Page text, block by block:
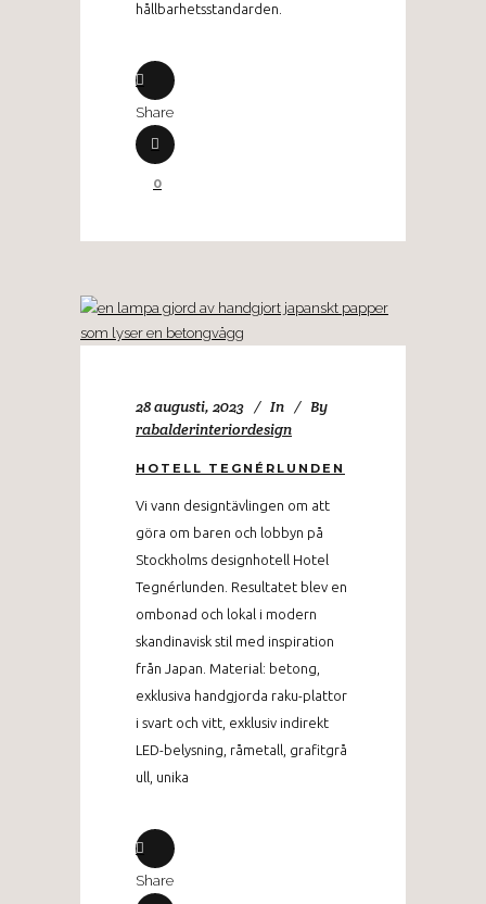
hållbarhetsstandarden.
Share
0
28 augusti, 2023 In
By
rabalderinteriordesign
HOTELL TEGNÉRLUNDEN
Vi vann designtävlingen om att
göra om baren och lobbyn på
Stockholms designhotell Hotel
Tegnérlunden. Resultatet blev en
ombonad och lokal i modern
skandinavisk stil med inspiration
från Japan. Material: betong,
exklusiva handgjorda raku-plattor
i svart och vitt, exklusiv indirekt
LED-belysning, råmetall, grafitgrå
ull, unika
Share